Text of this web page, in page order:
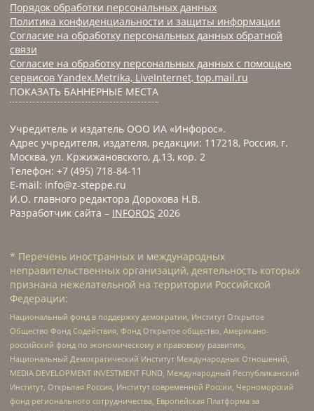
Порядок обработки персональных данных
Политика конфиденциальности и защиты информации
Согласие на обработку персональных данных обратной
связи
Согласие на обработку персональных данных с помощью
сервисов Yandex.Metrika, LiveInternet, top.mail.ru
ПОКАЗАТЬ БАННЕРНЫЕ МЕСТА
Учредитель и издатель ООО ИА «Инфорос».
Адрес учредителя, издателя, редакции: 117218, Россия, г.
Москва, ул. Кржижановского, д.13, кор. 2
Телефон: +7 (495) 718-84-11
E-mail: info@z-steppe.ru
И.О. главного редактора Дорохова Н.В.
Разработчик сайта – INFOROS 2026
* Перечень иностранных и международных
неправительственных организаций, деятельность которых
признана нежелательной на территории Российской
Федерации:
Национальный фонд в поддержку демократии, Институт Открытое
Общество Фонд Содействия, Фонд Открытое общество, Американо-
российский фонд по экономическому и правовому развитию,
Национальный Демократический Институт Международных Отношений,
MEDIA DEVELOPMENT INVESTMENT FUND, Международный Республиканский
Институт, Открытая Россия, Институт современной России, Черноморский
фонд регионального сотрудничества, Европейская Платформа за